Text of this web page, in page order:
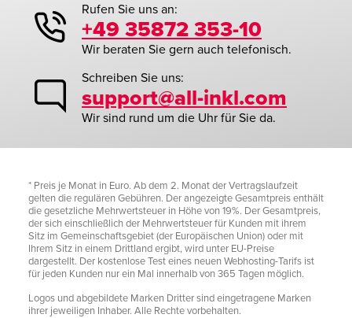
Rufen Sie uns an:
+49 35872 353-10
Wir beraten Sie gern auch telefonisch.
Schreiben Sie uns:
support@all-inkl.com
Wir sind rund um die Uhr für Sie da.
* Preis je Monat in Euro. Ab dem 2. Monat der Vertragslaufzeit
gelten die regulären Gebühren. Der angezeigte Gesamtpreis enthält
die gesetzliche Mehrwertsteuer in Höhe von 19%. Der Gesamtpreis,
der sich einschließlich der Mehrwertsteuer für Kunden mit ihrem
Sitz im Gemeinschaftsgebiet (der Europäischen Union) oder mit
Ihrem Sitz in einem Drittland ergibt, wird unter EU-Preise
dargestellt. Der kostenlose Test eines neuen Webhosting-Tarifs ist
für jeden Kunden nur ein Mal innerhalb von 365 Tagen möglich.
Logos und abgebildete Marken Dritter sind eingetragene Marken
ihrer jeweiligen Inhaber. Alle Rechte vorbehalten.